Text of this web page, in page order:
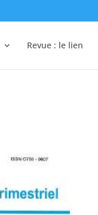
Revue : le lien